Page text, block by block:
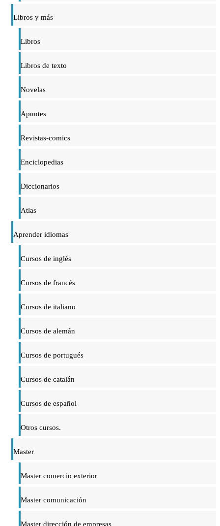
Libros y más
Libros
Libros de texto
Novelas
Apuntes
Revistas-comics
Enciclopedias
Diccionarios
Atlas
Aprender idiomas
Cursos de inglés
Cursos de francés
Cursos de italiano
Cursos de alemán
Cursos de portugués
Cursos de catalán
Cursos de español
Otros cursos.
Master
Master comercio exterior
Master comunicación
Master dirección de empresas